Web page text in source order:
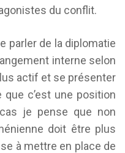
du conflit.
parler de la diplomatie
interne selon
actif et se présenter
c’est une position
je pense que non
doit être plus
à mettre en place de